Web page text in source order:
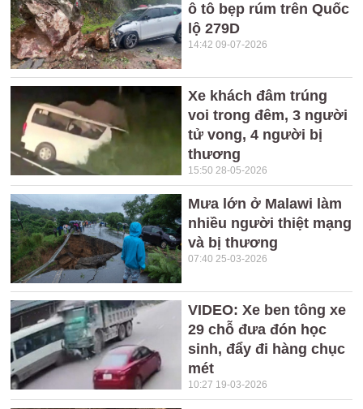
ô tô bẹp rúm trên Quốc
lộ 279D
14:42 09-07-2026
Xe khách đâm trúng
voi trong đêm, 3 người
tử vong, 4 người bị
thương
15:50 28-05-2026
Mưa lớn ở Malawi làm
nhiều người thiệt mạng
và bị thương
07:40 25-03-2026
VIDEO: Xe ben tông xe
29 chỗ đưa đón học
sinh, đẩy đi hàng chục
mét
10:27 19-03-2026